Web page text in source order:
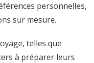
personnelles,
sur mesure.
telles que
à préparer leurs